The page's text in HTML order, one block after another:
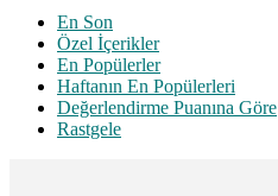
En Son
Özel İçerikler
En Popülerler
Haftanın En Popülerleri
Değerlendirme Puanına Göre
Rastgele